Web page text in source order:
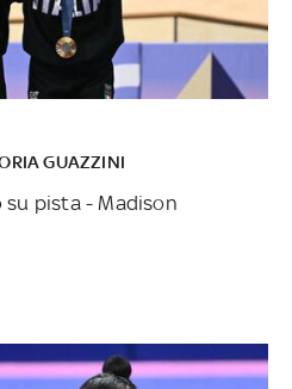
GUAZZINI
su pista - Madison